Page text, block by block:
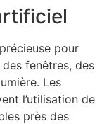
pour
fenêtres, des
Les
l’utilisation de
près des